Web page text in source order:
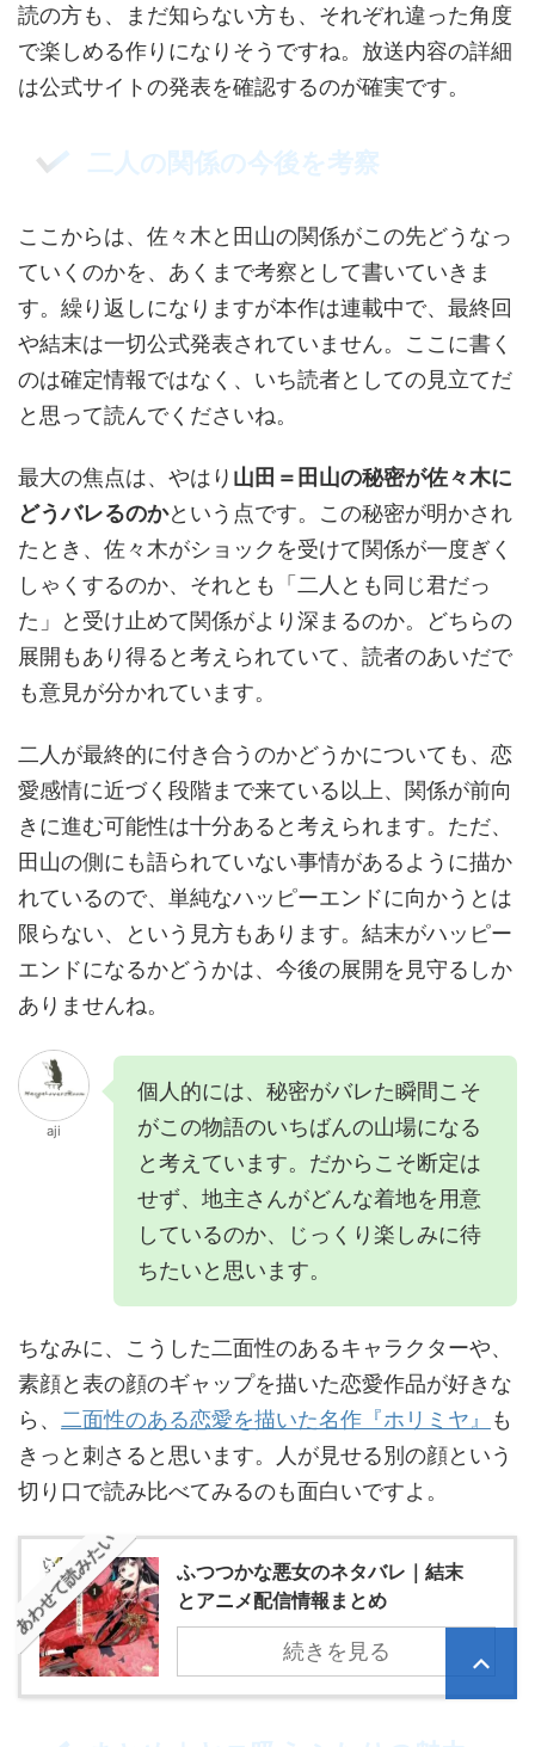
読の方も、まだ知らない方も、それぞれ違った角度
で楽しめる作りになりそうですね。放送内容の詳細
は公式サイトの発表を確認するのが確実です。
二人の関係の今後を考察
ここからは、佐々木と田山の関係がこの先どうなっ
ていくのかを、あくまで考察として書いていきま
す。繰り返しになりますが本作は連載中で、最終回
や結末は一切公式発表されていません。ここに書く
のは確定情報ではなく、いち読者としての見立てだ
と思って読んでくださいね。
最大の焦点は、やはり 山田＝田山の秘密が佐々木に
どうバレるのかという点です。この秘密が明かされ
たとき、佐々木がショックを受けて関係が一度ぎく
しゃくするのか、それとも「二人とも同じ君だっ
た」と受け止めて関係がより深まるのか。どちらの
展開もあり得ると考えられていて、読者のあいだで
も意見が分かれています。
二人が最終的に付き合うのかどうかについても、恋
愛感情に近づく段階まで来ている以上、関係が前向
きに進む可能性は十分あると考えられます。ただ、
田山の側にも語られていない事情があるように描か
れているので、単純なハッピーエンドに向かうとは
限らない、という見方もあります。結末がハッピー
エンドになるかどうかは、今後の展開を見守るしか
ありませんね。
aji
個人的には、秘密がバレた瞬間こそ
がこの物語のいちばんの山場になる
と考えています。だからこそ断定は
せず、地主さんがどんな着地を用意
しているのか、じっくり楽しみに待
ちたいと思います。
ちなみに、こうした二面性のあるキャラクターや、
素顔と表の顔のギャップを描いた恋愛作品が好きな
ら、 二面性のある恋愛を描いた名作『ホリミヤ』
も
きっと刺さると思います。人が見せる別の顔という
切り口で読み比べてみるのも面白いですよ。
あわせて読みたい
ふつつかな悪女のネタバレ｜結末
とアニメ配信情報まとめ
続きを見る